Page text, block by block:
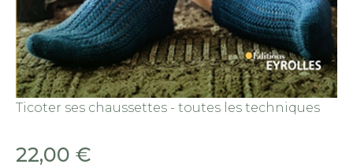
Ticoter ses chaussettes - toutes les techniques
22,00 €